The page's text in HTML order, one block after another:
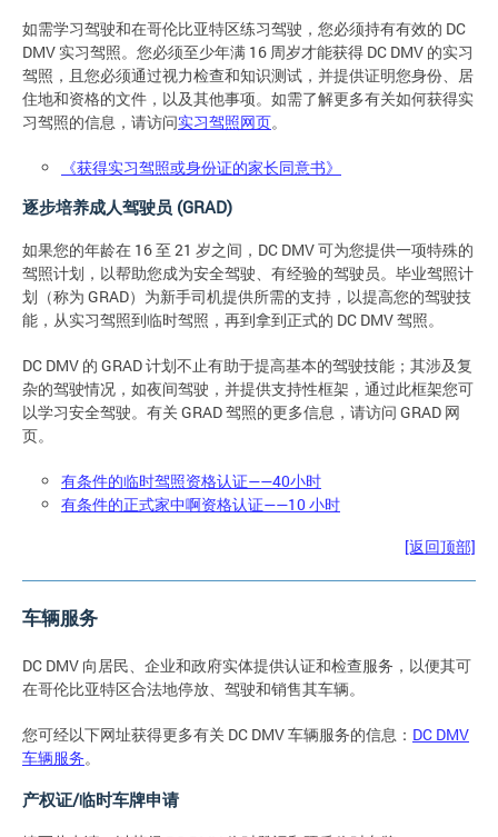
如需学习驾驶和在哥伦比亚特区练习驾驶，您必须持有有效的 DC
DMV 实习驾照。您必须至少年满 16 周岁才能获得 DC DMV 的实习
驾照，且您必须通过视力检查和知识测试，并提供证明您身份、居
住地和资格的文件，以及其他事项。如需了解更多有关如何获得实
习驾照的信息，请访问实习驾照网页。
《获得实习驾照或身份证的家长同意书》
逐步培养成人驾驶员 (GRAD)
如果您的年龄在 16 至 21 岁之间，DC DMV 可为您提供一项特殊的
驾照计划，以帮助您成为安全驾驶、有经验的驾驶员。毕业驾照计
划（称为 GRAD）为新手司机提供所需的支持，以提高您的驾驶技
能，从实习驾照到临时驾照，再到拿到正式的 DC DMV 驾照。
DC DMV 的 GRAD 计划不止有助于提高基本的驾驶技能；其涉及复
杂的驾驶情况，如夜间驾驶，并提供支持性框架，通过此框架您可
以学习安全驾驶。有关 GRAD 驾照的更多信息，请访问 GRAD 网
页。
有条件的临时驾照资格认证——40小时
有条件的正式家中啊资格认证——10 小时
[返回顶部]
车辆服务
DC DMV 向居民、企业和政府实体提供认证和检查服务，以便其可
在哥伦比亚特区合法地停放、驾驶和销售其车辆。
您可经以下网址获得更多有关 DC DMV 车辆服务的信息： DC DMV
车辆服务。
产权证/临时车牌申请